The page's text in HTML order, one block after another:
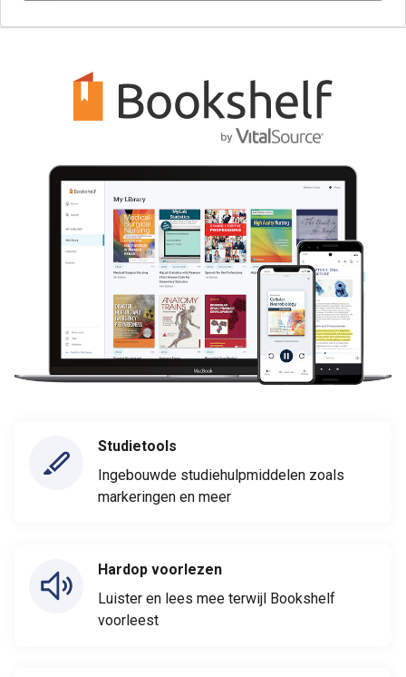
Studietools
Ingebouwde studiehulpmiddelen zoals
markeringen en meer
Hardop voorlezen
Luister en lees mee terwijl Bookshelf
voorleest